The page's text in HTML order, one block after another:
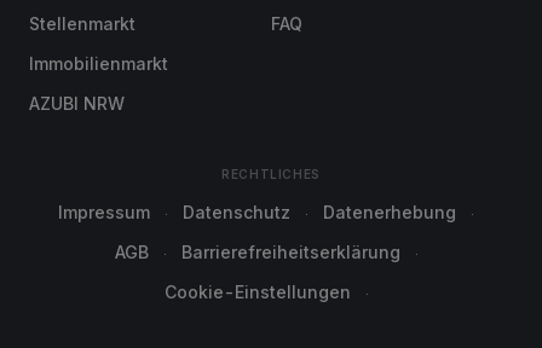
Stellenmarkt
Immobilienmarkt
AZUBI NRW
FAQ
RECHTLICHES
Impressum Datenschutz
Datenerhebung
AGB
Barrierefreiheitserklärung
Cookie-Einstellungen